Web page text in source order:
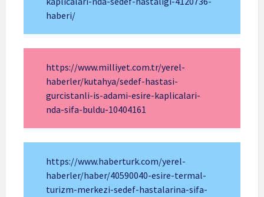
haberi/
https://www.milliyet.com.tr/yerel-
haberler/kutahya/sedef-hastasi-
gurcistanli-is-adami-esire-kaplicalari-
nda-sifa-buldu-10404161
https://www.haberturk.com/yerel-
haberler/haber/40590040-esire-termal-
turizm-merkezi-sedef-hastalarina-sifa-